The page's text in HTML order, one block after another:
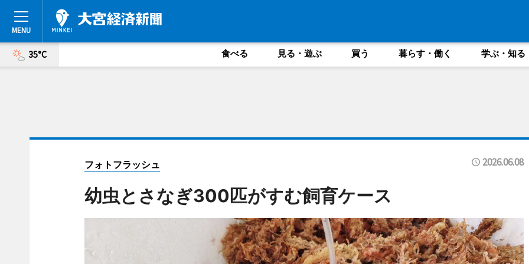
35°C 食べる 見る・遊ぶ 買う 暮らす・働く 学ぶ・知る
フォトフラッシュ 2026.06.08
幼虫とさなぎ300匹がすむ飼育ケース